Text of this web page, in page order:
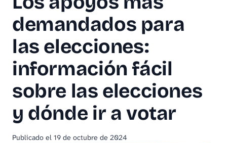
demandados para
las elecciones:
información fácil
sobre las elecciones
y dónde ir a votar
Publicado el 19 de octubre de 2024